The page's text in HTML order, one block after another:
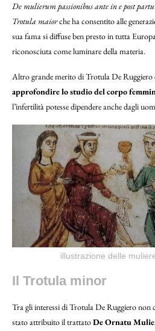
De mulierum passionibus ante in e post
Trotula maiorche ha consentito alle
sua fama si diffuse ben presto in tutta
riconosciuta come luminare della materia.
Altro grande merito di Trotula De Ruggiero
approfondire lo studio del corpo
l’infertilità potesse dipendere anche dagli
illustrazione delle
Il Trotula minor
Tra gli interessi di Trotula De Ruggiero non
stato attribuito il trattatoDe Ornatu